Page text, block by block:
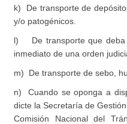
k) De transporte de
y/o patogénicos.
l) De transporte que deba
inmediato de una orden
m) De transporte de sebo,
n) Cuando se oponga a
dicte la Secretaría de
Comisión Nacional del